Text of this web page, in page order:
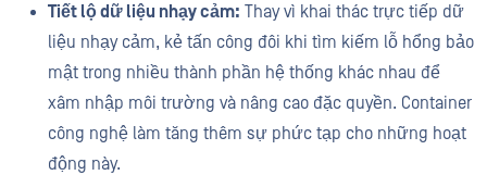
Tiết lộ dữ liệu nhạy cảm: Thay vì khai thác trực tiếp dữ
liệu nhạy cảm, kẻ tấn công đôi khi tìm kiếm lỗ hổng bảo
mật trong nhiều thành phần hệ thống khác nhau để
xâm nhập môi trường và nâng cao đặc quyền. Container
công nghệ làm tăng thêm sự phức tạp cho những hoạt
động này.